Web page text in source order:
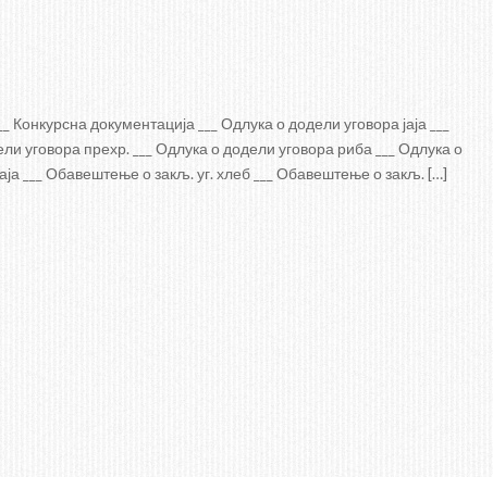
документација ___ Одлука о додели уговора јаја ___
уговора прехр. ___ Одлука о додели уговора риба ___ Одлука о
___ Обавештење о закљ. уг. хлеб ___ Обавештење о закљ. […]